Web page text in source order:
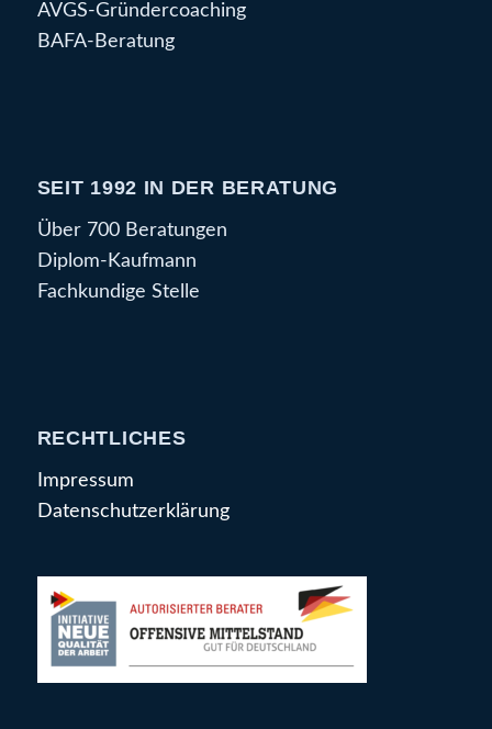
AVGS-Gründercoaching
BAFA-Beratung
SEIT 1992 IN DER BERATUNG
Über 700 Beratungen
Diplom-Kaufmann
Fachkundige Stelle
RECHTLICHES
Impressum
Datenschutzerklärung